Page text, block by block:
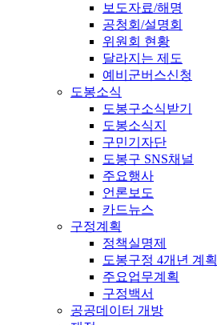
보도자료/해명
공청회/설명회
위원회 현황
달라지는 제도
예비군버스신청
도봉소식
도봉구소식받기
도봉소식지
구민기자단
도봉구 SNS채널
주요행사
언론보도
카드뉴스
구정계획
정책실명제
도봉구정 4개년 계획
주요업무계획
구정백서
공공데이터 개방